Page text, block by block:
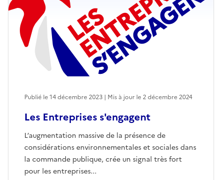
Les Entreprises s'engagent
L’augmentation massive de la présence de
considérations environnementales et sociales dans
la commande publique, crée un signal très fort
pour les entreprises...
Publié le 14 décembre 2023 | Mis à jour le 2 décembre 2024